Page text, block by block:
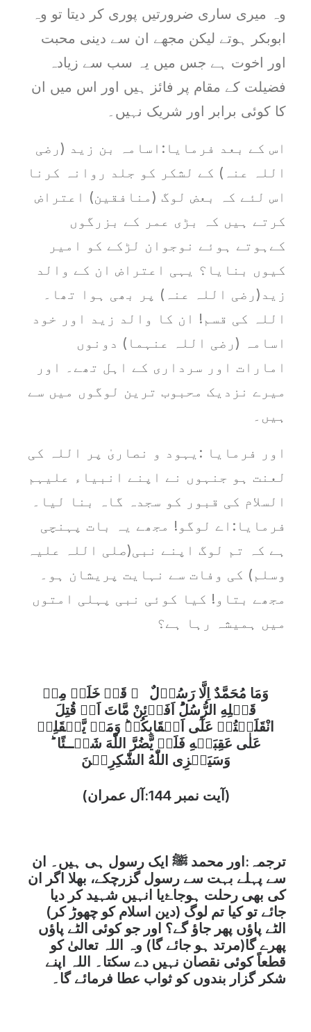
وہ میری ساری ضرورتیں پوری کر دیتا تو وہ
ابوبکر ہوتے لیکن مجھے ان سے دینی محبت
اور اخوت ہے جس میں یہ سب سے زیادہ
فضیلت کے مقام پر فائز ہیں اور اس میں ان
کا کوئی برابر اور شریک نہیں۔
اس کے بعد فرمایا:اسامہ بن زید (رضی
اللہ عنہ) کے لشکر کو جلد روانہ کرنا
اس لئے کہ بعض لوگ (منافقین) اعتراض
کرتے ہیں کہ بڑی عمر کے بزرگوں
کےہوتے ہوئے نوجوان لڑکے کو امیر
کیوں بنایا؟ یہی اعتراض ان کے والد
زید(رضی اللہ عنہ) پر بھی ہوا تھا۔
اللہ کی قسم! ان کا والد زید اور خود
اسامہ (رضی اللہ عنہما) دونوں
امارات اور سرداری کے اہل تھے۔ اور
میرے نزدیک محبوب ترین لوگوں میں سے
ہیں۔
اور فرمایا :یہود و نصاریٰ پر اللہ کی
لعنت ہو جنہوں نے اپنے انبیاء علیہم
السلام کی قبور کو سجدہ گاہ بنا لیا۔
فرمایا:اے لوگو! مجھے یہ بات پہنچی
ہے کہ تم لوگ اپنے نبی(صلی اللہ علیہ
وسلم) کی وفات سے نہایت پریشان ہو۔
مجھے بتاو! کیا کوئی نبی پہلی امتوں
میں ہمیشہ رہا ہے؟
وَمَا مُحَمَّدٌ اِلَّا رَسُوۡلٌ ۚ قَدۡ خَلَتۡ مِنۡ
قَبۡلِهِ الرُّسُلُ‌ؕ اَفَا۟ئِنْ مَّاتَ اَوۡ قُتِلَ
انْقَلَبۡتُمۡ عَلٰٓى اَعۡقَابِكُمۡ‌ؕ وَمَنۡ يَّنۡقَلِبۡ
عَلٰى عَقِبَيۡهِ فَلَنۡ يَّضُرَّ اللّٰهَ شَيۡــئًا‌ ؕ
وَسَيَجۡزِى اللّٰهُ الشّٰكِرِيۡنَ
(آیت نمبر 144:آل عمران)
ترجمہ:اور محمد ﷺ ایک رسول ہی ہیں۔ ان
سے پہلے بہت سے رسول گزرچکے، بھلا اگر ان
کی بھی رحلت ہوجاۓیا انہیں شہید کر دیا
جائے تو کیا تم لوگ (دین اسلام کو چھوڑ کر)
الٹے پاؤں پھر جاؤ گے؟ اور جو کوئی الٹے پاؤں
پھرے گا(مرتد ہو جائے گا) وہ اللہ تعالیٰ کو
قطعاً کوئی نقصان نہیں دے سکتا۔ اللہ اپنے
شکر گزار بندوں کو ثواب عطا فرمائے گا۔